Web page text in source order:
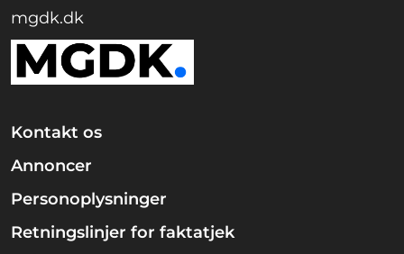
mgdk.dk
Kontakt os
Annoncer
Personoplysninger
Retningslinjer for faktatjek